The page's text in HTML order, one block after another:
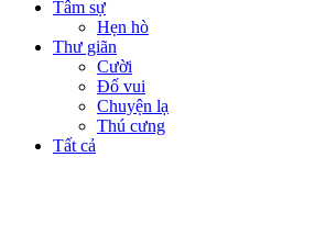
Tâm sự
Hẹn hò
Thư giãn
Cười
Đố vui
Chuyện lạ
Thú cưng
Tất cả